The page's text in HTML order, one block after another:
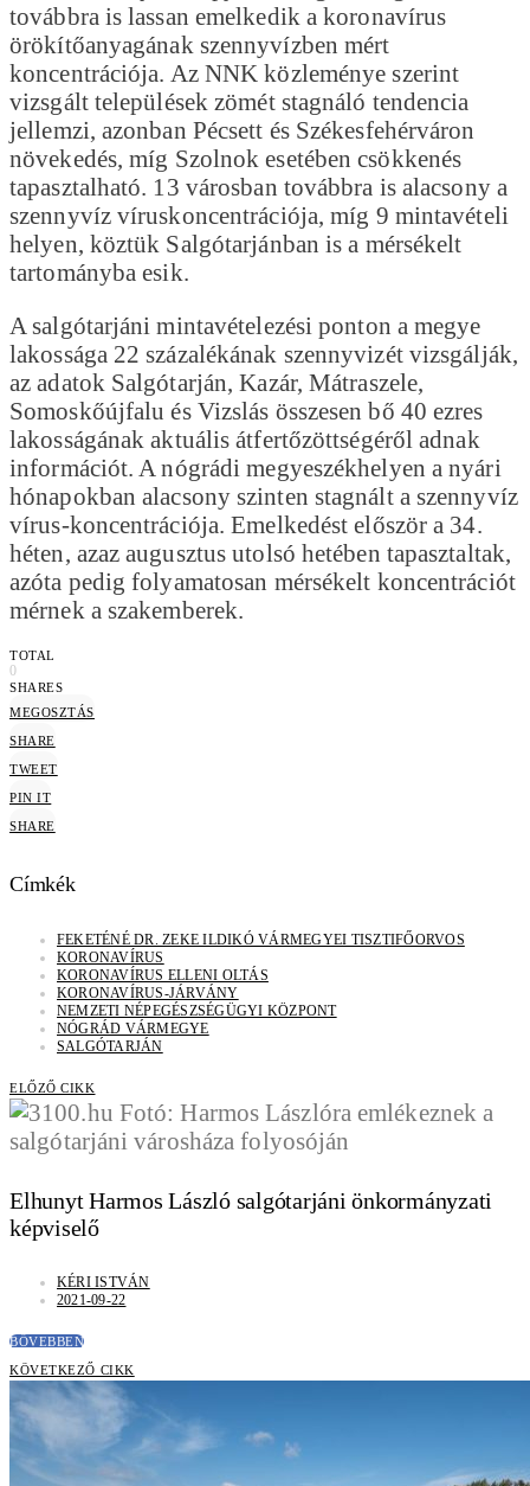
továbbra is lassan emelkedik a koronavírus
örökítőanyagának szennyvízben mért
koncentrációja. Az NNK közleménye szerint
vizsgált települések zömét stagnáló tendencia
jellemzi, azonban Pécsett és Székesfehérváron
növekedés, míg Szolnok esetében csökkenés
tapasztalható. 13 városban továbbra is alacsony a
szennyvíz víruskoncentrációja, míg 9 mintavételi
helyen, köztük Salgótarjánban is a mérsékelt
tartományba esik.
A salgótarjáni mintavételezési ponton a megye
lakossága 22 százalékának szennyvizét vizsgálják,
az adatok Salgótarján, Kazár, Mátraszele,
Somoskőújfalu és Vizslás összesen bő 40 ezres
lakosságának aktuális átfertőzöttségéről adnak
információt. A nógrádi megyeszékhelyen a nyári
hónapokban alacsony szinten stagnált a szennyvíz
vírus-koncentrációja. Emelkedést először a 34.
héten, azaz augusztus utolsó hetében tapasztaltak,
azóta pedig folyamatosan mérsékelt koncentrációt
mérnek a szakemberek.
TOTAL
0
SHARES
MEGOSZTÁS
SHARE
TWEET
PIN IT
SHARE
Címkék
FEKETÉNÉ DR. ZEKE ILDIKÓ VÁRMEGYEI TISZTIFŐORVOS
KORONAVÍRUS
KORONAVÍRUS ELLENI OLTÁS
KORONAVÍRUS-JÁRVÁNY
NEMZETI NÉPEGÉSZSÉGÜGYI KÖZPONT
NÓGRÁD VÁRMEGYE
SALGÓTARJÁN
ELŐZŐ CIKK
Elhunyt Harmos László salgótarjáni önkormányzati
képviselő
KÉRI ISTVÁN
2021-09-22
BŐVEBBEN
KÖVETKEZŐ CIKK